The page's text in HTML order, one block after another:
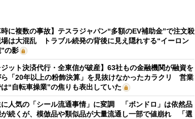
時に複数の事故】テスラジャパン“多額のEV補助金”で注文殺
は大混乱 トラブル続発の背後に見え隠れする“イーロン
の影
ジット決済代行・全東信が破産】63社もの金融機関が融資を
ら「20年以上の粉飾決算」を見抜けなかったカラクリ 営業
“自転車操業”の焦りも表出していた
人気の「シール流通事情」に変調 「ボンドロ」は依然品
続くが、模倣品や類似品が大量流通し一部で値崩れ 「選